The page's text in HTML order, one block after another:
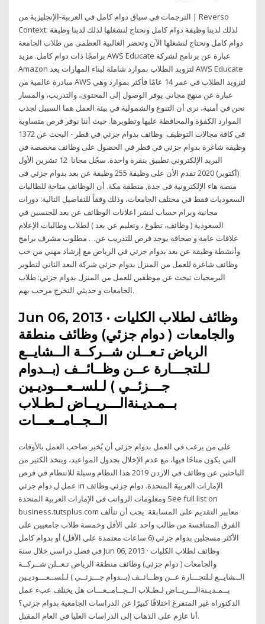
الترجمات في سياق دوام كامل في العربية-الإنجليزية من | Reverso
Context: لذلك لدينا وظيفة دوام كامل ونحتاج لنشغلها لذلك لدينا وظيفة
دوام كامل ونحتاج لنشغلها الآن وتحضر الغالبية العظمى من طلاب الجامعة
برامجًا ذات دوام كامل. مزيد AWS Educate عبارة عن برنامج لشركة
Amazon لتزويد الطلاب بموارد شاملة لبناء المهارات يعد AWS Educate
مبادرة عالمية من AWS لتزويد الطلاب في عمر 14 عامًا فأكثر بموارد وهي
عبارة عن منهج مجاني يوفر الوصول إلى المحتوى، والتدريب، والمسار
نحن في أمنية، نرى أن التنوع والشمولية في بيئة العمل هما السبيل لجذب
الموارد الكفؤة والمحافظة عليها وتطويرها. حيث أننا نوفر فرص متساوية
في كافة مجالات التوظيف وظائف بدوام جزئي في قطر - البحث عن 1372
وظيفة شاغرة بدوام جزئي في قطر في الحصول على وظائف مخصصة في
البريد الإلكتروني.تطبيق بنقرة واحدة. سجّل مجانا 12 تشرين الأول
(أكتوبر) 2020 تقدم الأن على وظيفة 255 وظيفة عن بعد بدوام جزئي فى
منصة هاء الإلكترونية فى جدة, منطقة مكة. أن الوظائف متاحة للطالبات
السعوديات فقط في مختلف الجامعات، وذلك وفقاً للتفاصيل التالية: دورات
مجانية وبرام حساب لنشر اعلانات الوظائف عن بعد للجنسين في
السعودية ( وظائف، تطوع ، وتعليم عن بعد ) لطلاب وطالبات الإعلام
علاقات عامة و صحافة يوجد فرص للتدريب عن… مطلوب مشرف برامج
وأنشطة وظيفة عن بعد بدوام جزئي في الرياض مع إرشاد مهني من خب
وظائف شاغرة للعمل من المنزل بدوام جزئي شركة البعد الثاني لتطوير
البرمجيات تبحث عن موظفين للعمل من المنزل بدوام جزئي: طلاب
الجامعات و حديثي التخرج مرحب بهم.
Jun 06, 2013 · وظائف لطلاب الكليات
والجامعات ( دوام جزئي) وظائف منطقة
الرياض تـعــلن شــركــة الــشايــع
لـلتجـــارة عــن وظــائــف (بــدوام
جـــزئــي ) لـلســعـــوديـين
بــمـديـنةالـــريــاض لـطـلاب
الــجــامــعـــات
على من يرغب في العمل بدوام جزئي أن يُخبر صاحب العمل بالأوقات
التي يكون متاحًا فيها، مع عدم الإخلال بجدول المواعيد، ويتخذ الكثير من
الباحثين عن وظائف في الاردن 2019 هذا النظام وسيلة للانتظام في فرص
عمل ل دوام جزئي in الإمارات العربية المتحدة. دوام جزئي وظائف
ومعلومات الرواتب في الإمارات العربية المتحدة See full list on
business.tutsplus.com معايير التقديم على المسابقة: يجب أن تتألف
الفرق المتنافسة من طالب واحد على الأقل وخمسة طلاب جامعيين على
الأكثر مسجلين بدوام جزئي (6 ساعات معتمدة على الأقل) أو بدوام كامل
في فصل دراسي خلال سنة Jun 06, 2013 · وظائف لطلاب الكليات
والجامعات ( دوام جزئي) وظائف منطقة الرياض تـعــلن شــركــة
الــشايــع لـلتجـــارة عــن وظــائــف (بــدوام جـــزئــي ) لـلســعـــوديـين
بــمـديـنةالـــريــاض لـطـلاب الــجــامــعـــات هل يختلف عبء عمل
الدكتوراه غير المتفرغ اختلافًا كبيرًا عن الدراسات الجامعية بدوام جزئي؟
أنا عازم على الذهاب إلى الدراسات العليا في العام المقبل.